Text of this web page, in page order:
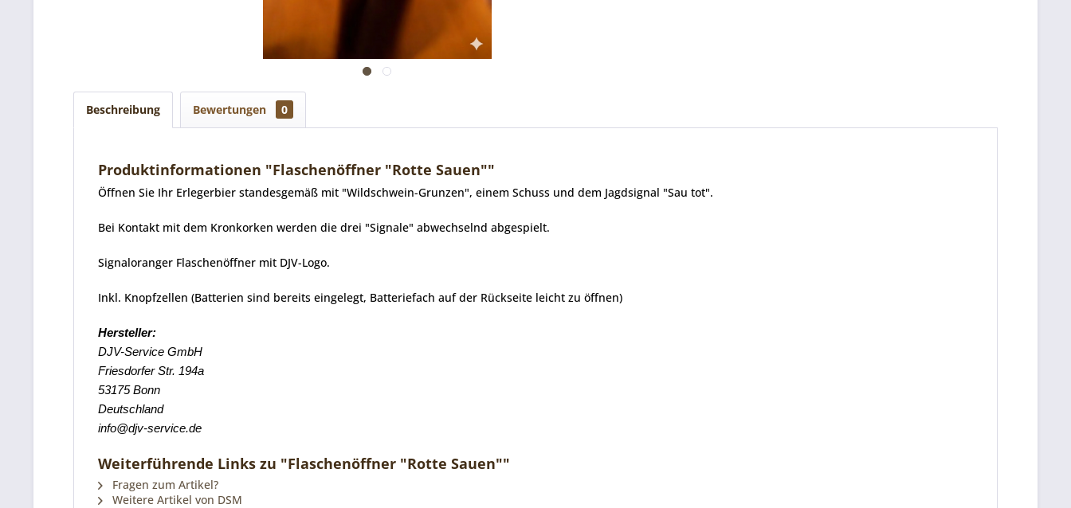
Beschreibung Bewertungen 0
Produktinformationen "Flaschenöffner "Rotte Sauen""
Öffnen Sie Ihr Erlegerbier standesgemäß mit "Wildschwein-Grunzen", einem Schuss und dem Jagdsignal "Sau tot".
Bei Kontakt mit dem Kronkorken werden die drei "Signale" abwechselnd abgespielt.
Signaloranger Flaschenöffner mit DJV-Logo.
Inkl. Knopfzellen (Batterien sind bereits eingelegt, Batteriefach auf der Rückseite leicht zu öffnen)
Hersteller:
DJV-Service GmbH
Friesdorfer Str. 194a
53175 Bonn
Deutschland
info@djv-service.de
Weiterführende Links zu "Flaschenöffner "Rotte Sauen""
Fragen zum Artikel?
Weitere Artikel von DSM